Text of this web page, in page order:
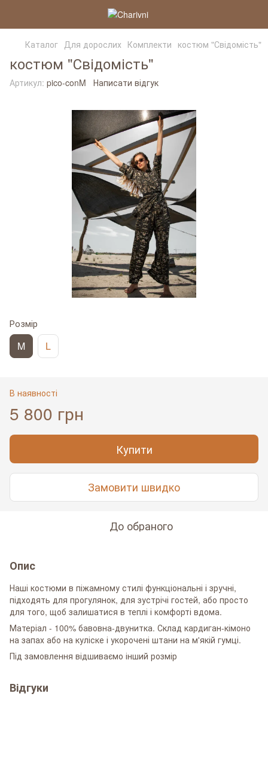
Каталог Для дорослих Комплекти костюм "Свідомість"
костюм "Свідомість"
Артикул: pico-conM Написати відгук
Розмір
M L
В наявності
5 800 грн
Купити
Замовити швидко
До обраного
Опис
Наші костюми в піжамному стилі функціональні і зручні,
підходять для прогулянок, для зустрічі гостей, або просто
для того, щоб залишатися в теплі і комфорті вдома.
Матеріал - 100% бавовна-двунитка. Склад кардиган-кімоно
на запах або на куліске і укорочені штани на м'якій гумці.
Під замовлення відшиваємо інший розмір
Відгуки